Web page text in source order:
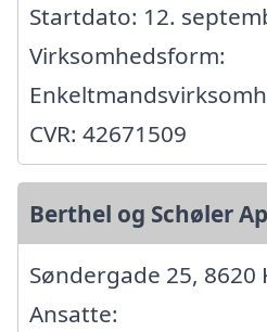
Startdato: 12.
Virksomhedsform:
CVR: 42671509
Berthel og Schøler
Søndergade 25, 8620
Ansatte: